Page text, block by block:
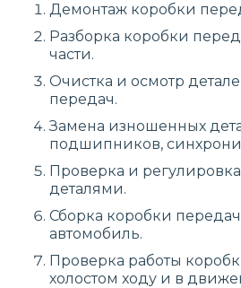
Демонтаж коробки
Разборка коробки
части.
Очистка и осмотр
передач.
Замена изношенных
подшипников,
Проверка и
деталями.
Сборка коробки передач
автомобиль.
Проверка работы
холостом ходу и в